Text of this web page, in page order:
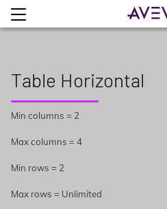
Table Horizontal
Min columns = 2
Max columns = 4
Min rows = 2
Max rows = Unlimited